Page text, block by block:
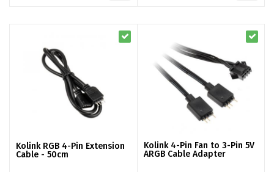
Kolink RGB 4-Pin Extension
Cable - 50cm
Kolink 4-Pin Fan to 3-Pin 5V
ARGB Cable Adapter